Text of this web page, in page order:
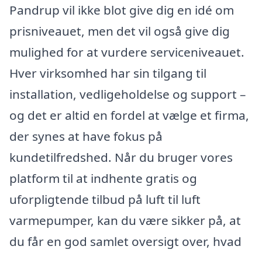
Pandrup vil ikke blot give dig en idé om
prisniveauet, men det vil også give dig
mulighed for at vurdere serviceniveauet.
Hver virksomhed har sin tilgang til
installation, vedligeholdelse og support –
og det er altid en fordel at vælge et firma,
der synes at have fokus på
kundetilfredshed. Når du bruger vores
platform til at indhente gratis og
uforpligtende tilbud på luft til luft
varmepumper, kan du være sikker på, at
du får en god samlet oversigt over, hvad